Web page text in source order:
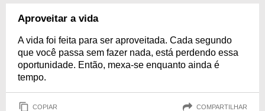
Aproveitar a vida
A vida foi feita para ser aproveitada. Cada segundo
que você passa sem fazer nada, está perdendo essa
oportunidade. Então, mexa-se enquanto ainda é
tempo.
COPIAR COMPARTILHAR